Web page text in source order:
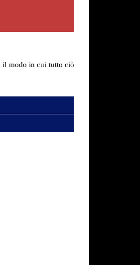
il modo in cui tutto ciò